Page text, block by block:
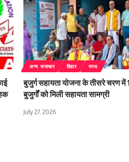
अन्य समाचार बिहार मगध
बुजुर्ग सहायता योजना के तीसरे चरण
बुजुर्गों को मिली सहायता सामग्री
July 27, 2026